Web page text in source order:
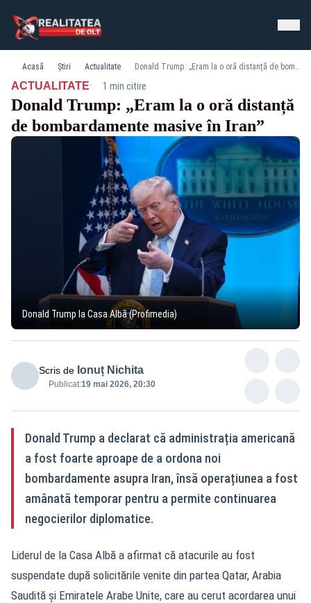
Acasă Știri Actualitate Donald Trump: „Eram la o oră distanță de bombardamente masive în Iran”
ACTUALITATE· 1 min citire
Donald Trump: „Eram la o oră distanță
de bombardamente masive în Iran”
Donald Trump la Casa Albă (Profimedia)
Scris de Ionuț Nichita
Publicat:19 mai 2026, 20:30
Donald Trump a declarat că administrația americană
a fost foarte aproape de a ordona noi
bombardamente asupra Iran, însă operațiunea a fost
amânată temporar pentru a permite continuarea
negocierilor diplomatice.
Liderul de la Casa Albă a afirmat că atacurile au fost
suspendate după solicitările venite din partea Qatar, Arabia
Saudită și Emiratele Arabe Unite, care au cerut acordarea unui